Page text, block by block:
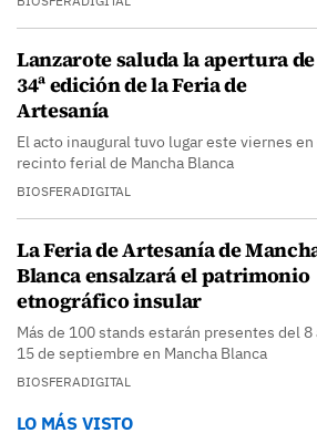
Lanzarote saluda la apertura
34ª edición de la Feria de
Artesanía
El acto inaugural tuvo lugar este viernes
recinto ferial de Mancha Blanca
BIOSFERADIGITAL
La Feria de Artesanía de
Blanca ensalzará el patrimonio
etnográfico insular
Más de 100 stands estarán presentes del 8
15 de septiembre en Mancha Blanca
BIOSFERADIGITAL
LO MÁS VISTO